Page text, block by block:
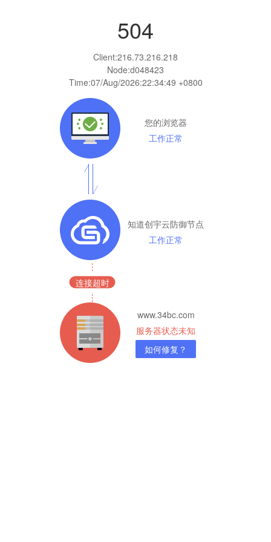
504
Client:216.73.216.218
Node:d048423
Time:07/Aug/2026:22:34:49 +0800
您的浏览器
工作正常
知道创宇云防御节点
工作正常
连接超时
www.34bc.com
服务器状态未知
如何修复？